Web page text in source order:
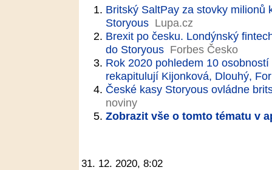
Britský SaltPay za stovky milionů
Storyous Lupa.cz
Brexit po česku. Londýnský
do Storyous Forbes Česko
Rok 2020 pohledem 10
rekapitulují Kijonková, Dlouhý,
České kasy Storyous ovládne
noviny
Zobrazit vše o tomto tématu v
31. 12. 2020, 8:02